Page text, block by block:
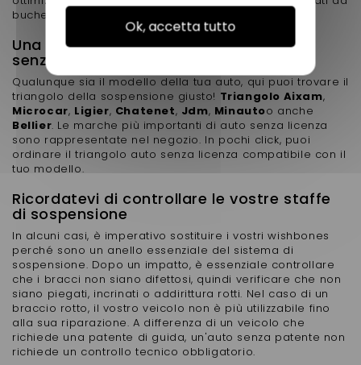
buche o dossi.
Una soluzione per tutti i modelli di auto
senza patente
Qualunque sia il modello della tua auto, qui puoi trovare il
triangolo della sospensione giusto! Triangolo Aixam,
Microcar, Ligier, Chatenet, Jdm, Minautoo anche
Bellier. Le marche più importanti di auto senza licenza
sono rappresentate nel negozio. In pochi click, puoi
ordinare il triangolo auto senza licenza compatibile con il
tuo modello.
Ricordatevi di controllare le vostre staffe
di sospensione
In alcuni casi, è imperativo sostituire i vostri wishbones
perché sono un anello essenziale del sistema di
sospensione. Dopo un impatto, è essenziale controllare
che i bracci non siano difettosi, quindi verificare che non
siano piegati, incrinati o addirittura rotti. Nel caso di un
braccio rotto, il vostro veicolo non è più utilizzabile fino
alla sua riparazione. A differenza di un veicolo che
richiede una patente di guida, un'auto senza patente non
richiede un controllo tecnico obbligatorio.
Ok, accetta tutto